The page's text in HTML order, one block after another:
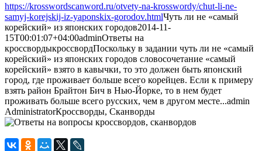
https://krosswordscanword.ru/otvety-na-krosswordy/chut-li-ne-
samyj-korejskij-iz-yaponskix-gorodov.htmlЧуть ли не «самый
корейский» из японских городов2014-11-
15T00:01:07+04:00adminОтветы на
кроссвордыкроссвордПоскольку в задании чуть ли не «самый
корейский» из японских городов словосочетание «самый
корейский» взято в кавычки, то это должен быть японский
город, где проживает больше всего корейцев. Если к примеру
взять район Брайтон Бич в Нью-Йорке, то в нем будет
проживать больше всего русских, чем в другом месте...admin
AdministratorКроссворды, Сканворды